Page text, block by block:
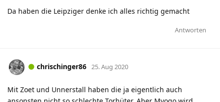
Da haben die Leipziger denke ich alles richtig gemacht
Antworten
chrischinger86 25. Aug 2020
Mit Zoet und Unnerstall haben die ja eigentlich auch